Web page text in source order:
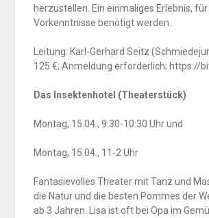
herzustellen. Ein einmaliges Erlebnis,
Vorkenntnisse benötigt werden.
Leitung: Karl-Gerhard Seitz
125 €; Anmeldung erforderlich; https://
Das Insektenhotel (Theaterstück)
Montag, 15.04., 9:30-10:30 Uhr und
Montag, 15.04., 11-2 Uhr
Fantasievolles Theater mit Tanz und
die Natur und die besten Pommes der
ab 3 Jahren. Lisa ist oft bei Opa im